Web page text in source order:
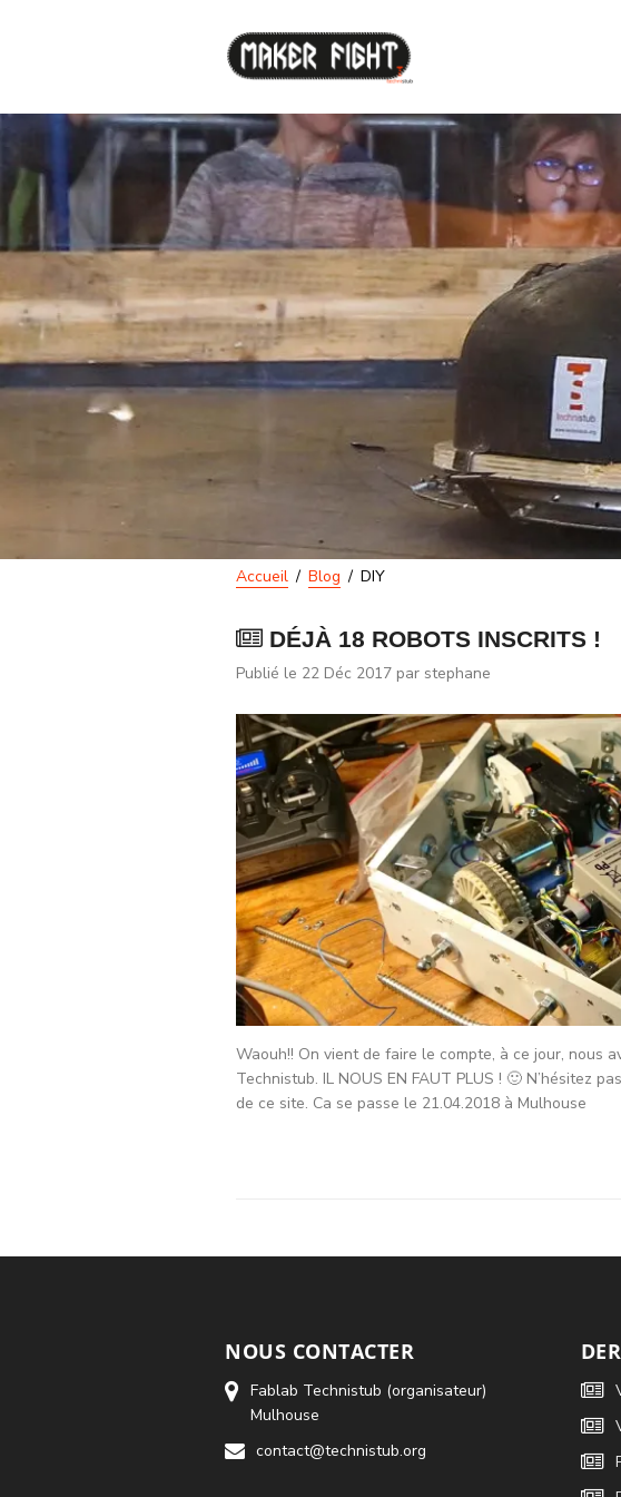
Accueil Blog DIY
DÉJÀ 18 ROBOTS INSCRITS !
Publié le 22 Déc 2017 par stephane
Waouh!! On vient de faire le compte, à ce jour, nous
Technistub. IL NOUS EN FAUT PLUS ! 🙂 N’hésitez
de ce site. Ca se passe le 21.04.2018 à Mulhouse
NOUS CONTACTER
Fablab Technistub (organisateur)
Mulhouse
contact@technistub.org